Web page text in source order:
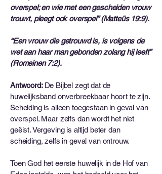
overspel; en wie met een gescheiden vrouw
trouwt, pleegt ook overspel” (Matteüs 19:9).
“Een vrouw die getrouwd is, is volgens de
wet aan haar man gebonden zolang hij leeft”
(Romeinen 7:2).
Antwoord: De Bijbel zegt dat de
huwelijksband onverbreekbaar hoort te zijn.
Scheiding is alleen toegestaan ​​in geval van
overspel. Maar zelfs dan wordt het niet
geëist. Vergeving is altijd beter dan
scheiding, zelfs in geval van ontrouw.
Toen God het eerste huwelijk in de Hof van